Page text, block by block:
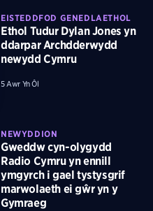
EISTEDDFOD GENEDLAETHOL
Ethol Tudur Dylan Jones yn
ddarpar Archdderwydd
newydd Cymru
5 Awr Yn Ôl
NEWYDDION
Gweddw cyn-olygydd
Radio Cymru yn ennill
ymgyrch i gael tystysgrif
marwolaeth ei gŵr yn y
Gymraeg